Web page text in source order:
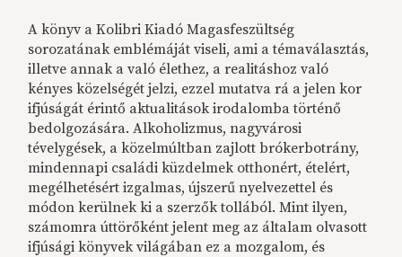
A könyv a Kolibri Kiadó Magasfeszültség
sorozatának emblémáját viseli, ami a témaválasztás,
illetve annak a való élethez, a realitáshoz való
kényes közelségét jelzi, ezzel mutatva rá a jelen kor
ifjúságát érintő aktualitások irodalomba történő
bedolgozására. Alkoholizmus, nagyvárosi
tévelygések, a közelmúltban zajlott brókerbotrány,
mindennapi családi küzdelmek otthonért, ételért,
megélhetésért izgalmas, újszerű nyelvezettel és
módon kerülnek ki a szerzők tollából. Mint ilyen,
számomra úttörőként jelent meg az általam olvasott
ifjúsági könyvek világában ez a mozgalom, és